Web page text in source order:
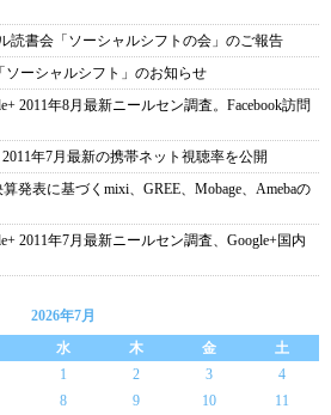
読書会「ソーシャルシフトの会」のご報告
ソーシャルシフト」のお知らせ
2011年8月最新ニールセン調査。Facebook訪問
2011年7月最新の携帯ネット視聴率を公開
発表に基づくmixi、GREE、Mobage、Amebaの
2011年7月最新ニールセン調査、Google+国内
2026年7月
水 木 金
土
1
2 3
4
8 9 10
11